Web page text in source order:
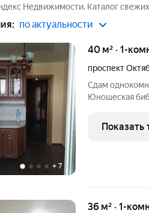
Недвижимости. Каталог
по актуальности
+ 7
40 м² · 1-
проспект
Сдам
Юношеская
Отличный вид
несколько
Показать
36 м² · 1-